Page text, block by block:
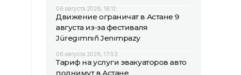
06 августа 2026, 18:12
Движение ограничат в Астане 9
августа из-за фестиваля
Jüregımnıñ Jenımpazy
06 августа 2026, 17:53
Тариф на услуги эвакуаторов авто
поднимут в Астане